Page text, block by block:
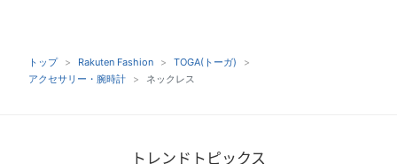
トップ Rakuten Fashion
TOGA(トーガ)
アクセサリー・腕時計
ネックレス
トレンドトピックス